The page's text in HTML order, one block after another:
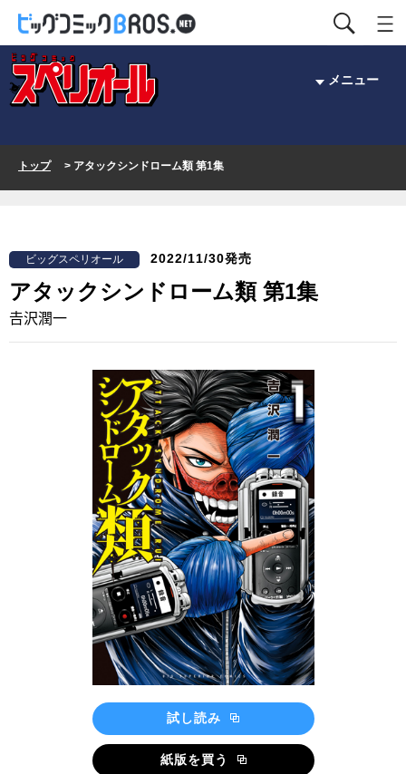
メニュー
トップ> アタックシンドローム類 第1集
ビッグスペリオール 2022/11/30発売
アタックシンドローム類 第1集
𠮷沢潤一
試し読み
紙版を買う